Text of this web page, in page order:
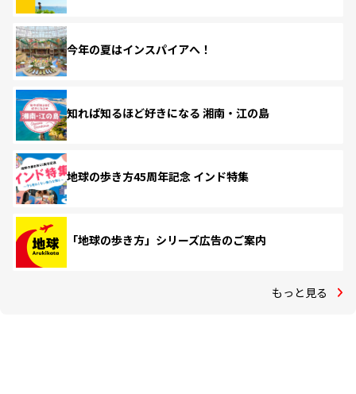
今年の夏はインスパイアへ！
知れば知るほど好きになる 湘南・江の島
地球の歩き方45周年記念 インド特集
「地球の歩き方」シリーズ広告のご案内
もっと見る